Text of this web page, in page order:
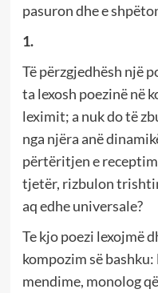
pasuron dhe e
1.
Të përzgjedhësh një
ta lexosh poezinë në
leximit; a nuk do të
nga njëra anë
përtëritjen e
tjetër, rizbulon
aq edhe universale?
Te kjo poezi lexojmë
kompozim së
mendime, monolog